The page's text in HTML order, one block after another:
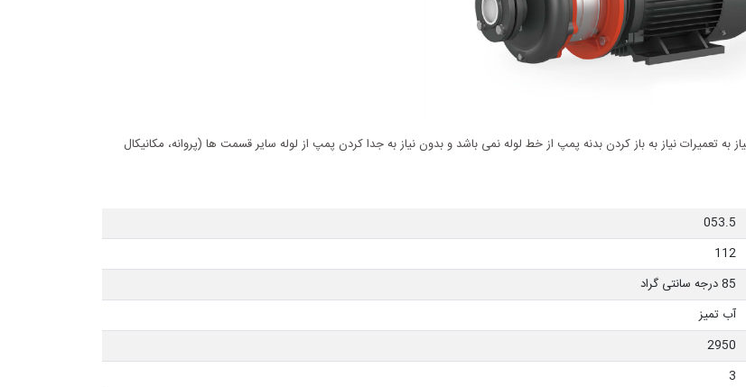
تعمیرات نیاز به باز کردن بدنه پمپ از خط لوله نمی باشد و بدون نیاز به جدا کردن پمپ از لوله سایر قسمت ها (پروانه، مکانیکال
053.5
112
85 درجه سانتی گراد
آب تمیز
2950
3